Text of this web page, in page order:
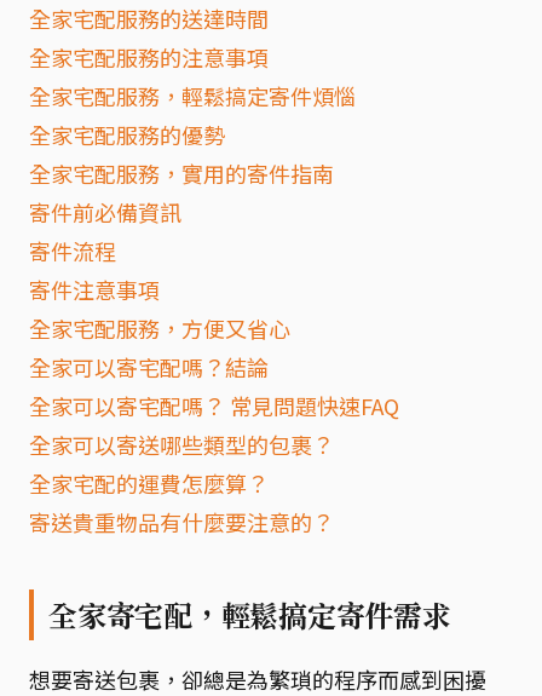
全家宅配服務的送達時間
全家宅配服務的注意事項
全家宅配服務，輕鬆搞定寄件煩惱
全家宅配服務的優勢
全家宅配服務，實用的寄件指南
寄件前必備資訊
寄件流程
寄件注意事項
全家宅配服務，方便又省心
全家可以寄宅配嗎？結論
全家可以寄宅配嗎？ 常見問題快速FAQ
全家可以寄送哪些類型的包裹？
全家宅配的運費怎麼算？
寄送貴重物品有什麼要注意的？
全家寄宅配，輕鬆搞定寄件需求
想要寄送包裹，卻總是為繁瑣的程序而感到困擾